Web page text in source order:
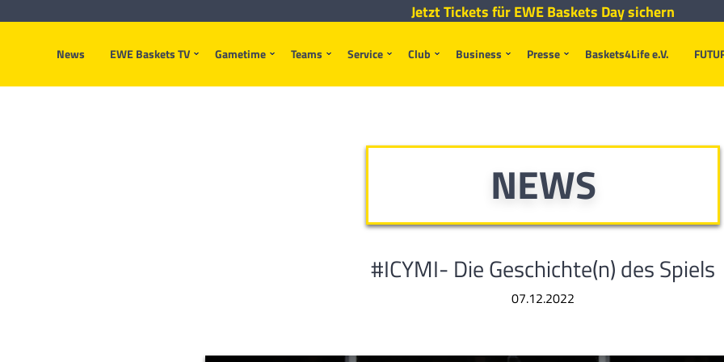
News EWE Baskets TV Gametime Teams Service Club Business Presse Baskets4Life e.V.
Jetzt Tickets für EWE Baskets Day sichern
NEWS
#ICYMI- Die Geschichte(n) des Spiels
07.12.2022